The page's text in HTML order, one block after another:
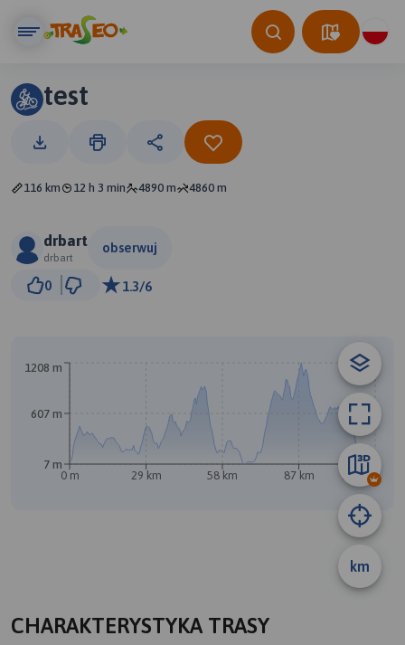
test
116 km 12 h 3 min 4890 m 4860 m
drbart
drbart
obserwuj
0 1.3/6
km
0 m 29 km 58 km 87 km 116 km
7 m
607 m
1208 m
CHARAKTERYSTYKA TRASY